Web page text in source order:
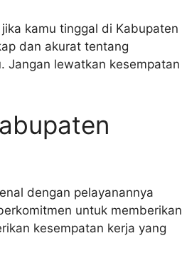
kamu tinggal di Kabupaten
dan akurat tentang
Jangan lewatkan kesempatan
dengan pelayanannya
untuk memberikan
kesempatan kerja yang